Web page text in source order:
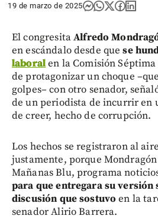
19 de marzo de 2025
El congresitaAlfredo
en escándalo desde quese
laboralen la Comisión Séptima
de protagonizar un choque
golpes– con otro senador,
de un periodista de incurrir en
de creer, hecho de corrupción.
Los hechos se registraron al
justamente, porque
Mañanas Blu, programa
para que entregara su versión
discusión que sostuvo en la
senador Alirio Barrera.